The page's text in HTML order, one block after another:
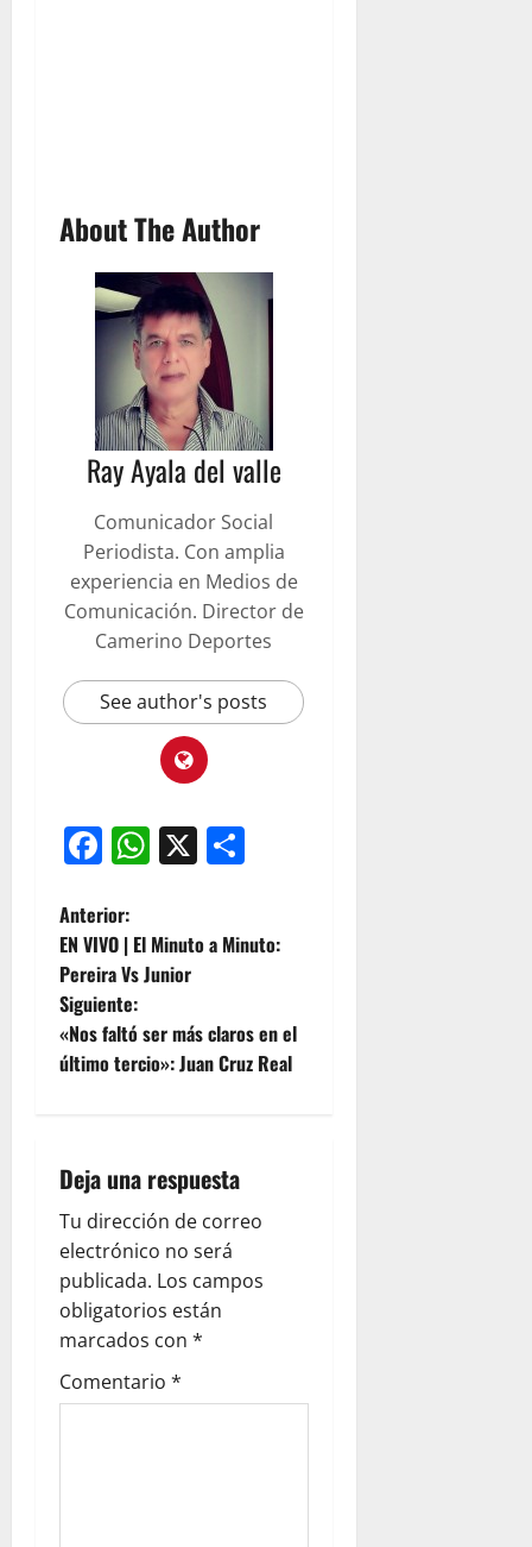
About The Author
Ray Ayala del valle
Comunicador Social
Periodista. Con amplia
experiencia en Medios de
Comunicación. Director de
Camerino Deportes
See author's posts
Facebook
WhatsApp
X
Anterior:
EN VIVO | El Minuto a Minuto:
Pereira Vs Junior
Siguiente:
«Nos faltó ser más claros en el
último tercio»: Juan Cruz Real
Deja una respuesta
Tu dirección de correo
electrónico no será
publicada. Los campos
obligatorios están
marcados con *
Comentario *